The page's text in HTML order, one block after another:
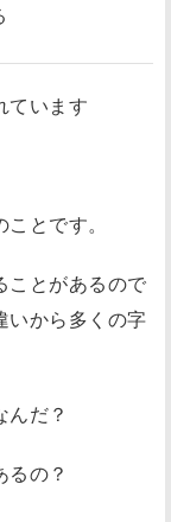
ています
とです。
ことがあるので
いから多くの字
だ？
の？